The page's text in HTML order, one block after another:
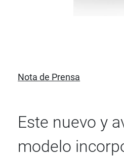
Nota de Prensa
Este nuevo y
modelo